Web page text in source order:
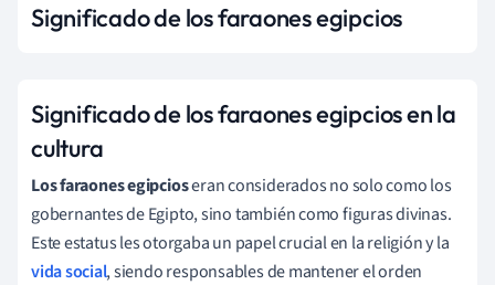
Significado de los faraones egipcios
Significado de los faraones egipcios en la
cultura
Los faraones egipcioseran considerados no solo como los
gobernantes de Egipto, sino también como figuras divinas.
Este estatus les otorgaba un papel crucial en la religión y la
vida social, siendo responsables de mantener el orden